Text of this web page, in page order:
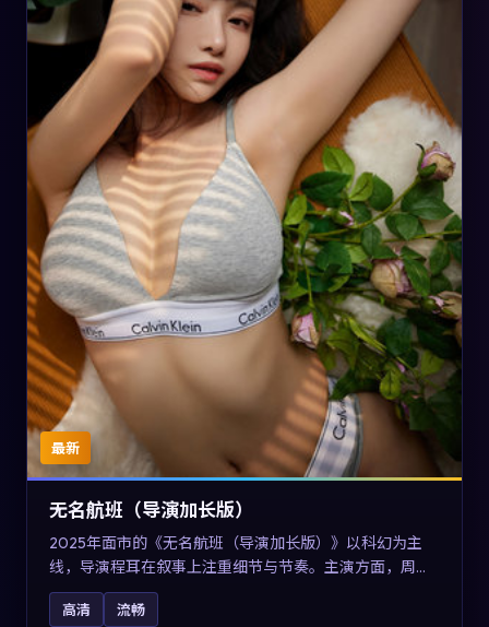
最新
无名航班（导演加长版）
2025年面市的《无名航班（导演加长版）》以科幻为主
线，导演程耳在叙事上注重细节与节奏。主演方面，周冬
雨、凯特·布兰切特与巩俐的表演为角色增添层次。故事以
女性视角重写传统类型片的叙事惯性，可作为美国影视爱
高清 流畅